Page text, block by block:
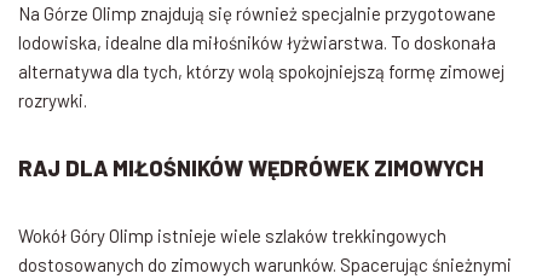
Na Górze Olimp znajdują się również specjalnie przygotowane
lodowiska, idealne dla miłośników łyżwiarstwa. To doskonała
alternatywa dla tych, którzy wolą spokojniejszą formę zimowej
rozrywki.
RAJ DLA MIŁOŚNIKÓW WĘDRÓWEK ZIMOWYCH
Wokół Góry Olimp istnieje wiele szlaków trekkingowych
dostosowanych do zimowych warunków. Spacerując śnieżnymi